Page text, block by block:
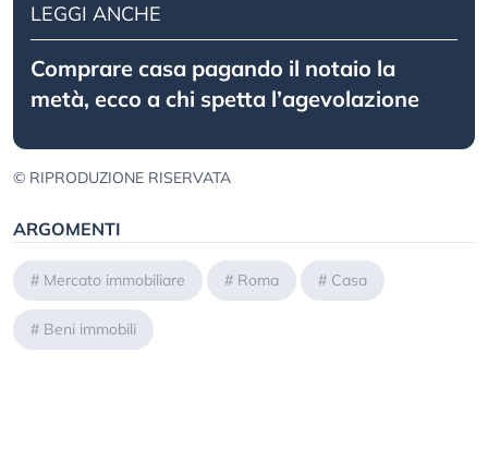
LEGGI ANCHE
Comprare casa pagando il notaio la
metà, ecco a chi spetta l’agevolazione
© RIPRODUZIONE RISERVATA
ARGOMENTI
# Mercato immobiliare # Roma # Casa
# Beni immobili